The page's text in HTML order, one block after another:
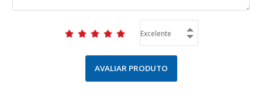
AVALIAR PRODUTO